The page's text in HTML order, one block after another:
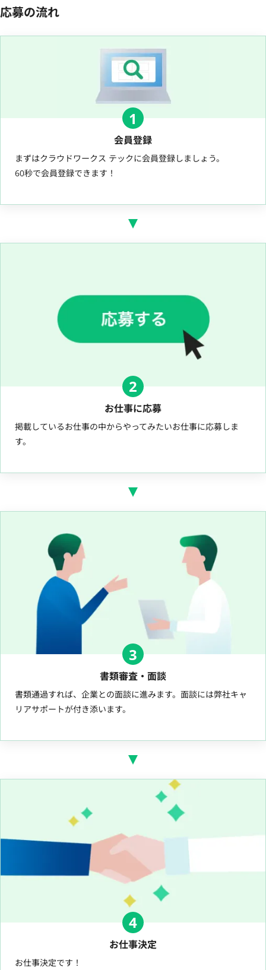
応募の流れ
1
会員登録
まずはクラウドワークス テックに会員登録しましょう。
60秒で会員登録できます！
2
お仕事に応募
掲載しているお仕事の中からやってみたいお仕事に応募しま
す。
3
書類審査・面談
書類通過すれば、企業との面談に進みます。面談には弊社キャ
リアサポートが付き添います。
4
お仕事決定
お仕事決定です！